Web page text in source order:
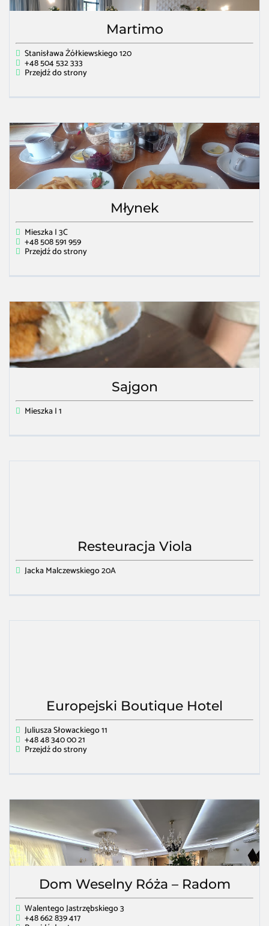
Martimo
Stanisława Żółkiewskiego 120
+48 504 532 333
Przejdź do strony
Młynek
Mieszka I 3C
+48 508 591 959
Przejdź do strony
Sajgon
Mieszka I 1
Resteuracja Viola
Jacka Malczewskiego 20A
Europejski Boutique Hotel
Juliusza Słowackiego 11
+48 48 340 00 21
Przejdź do strony
Dom Weselny Róża – Radom
Walentego Jastrzębskiego 3
+48 662 839 417